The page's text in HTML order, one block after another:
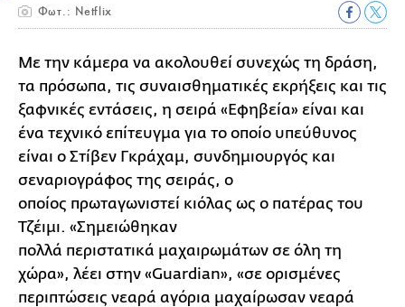
Φωτ.: Netflix
Με την κάμερα να ακολουθεί συνεχώς τη δράση,
τα πρόσωπα, τις συναισθηματικές εκρήξεις και τις
ξαφνικές εντάσεις, η σειρά «Εφηβεία» είναι και
ένα τεχνικό επίτευγμα για το οποίο υπεύθυνος
είναι ο Στίβεν Γκράχαμ, συνδημιουργός και
σεναριογράφος της σειράς, ο
οποίος πρωταγωνιστεί κιόλας ως ο πατέρας του
Τζέιμι. «Σημειώθηκαν
πολλά περιστατικά μαχαιρωμάτων σε όλη τη
χώρα», λέει στην «Guardian», «σε ορισμένες
περιπτώσεις νεαρά αγόρια μαχαίρωσαν νεαρά